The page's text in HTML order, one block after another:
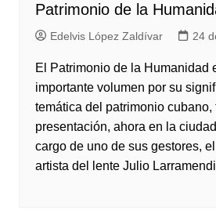
Patrimonio de la
Edelvis López Zaldívar 24
El Patrimonio de la Humanidad
importante volumen por su
temática del patrimonio cubano,
presentación, ahora en la
cargo de uno de sus gestores,
artista del lente Julio